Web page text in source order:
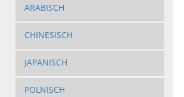
ARABISCH
CHINESISCH
JAPANISCH
POLNISCH